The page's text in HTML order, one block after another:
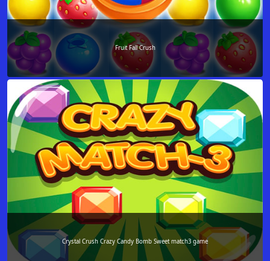
Fruit Fall Crush
Crystal Crush Crazy Candy Bomb Sweet match3 game